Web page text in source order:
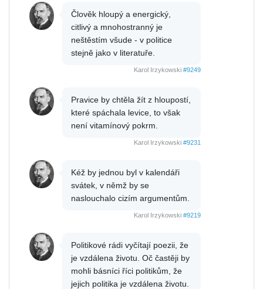
Člověk hloupý a energický,
citlivý a mnohostranný je
neštěstím všude - v politice
stejně jako v literatuře.
Karol Irzykowski #9249
Pravice by chtěla žít z hloupostí,
které spáchala levice, to však
není vitamínový pokrm.
Karol Irzykowski #9231
Kéž by jednou byl v kalendáři
svátek, v němž by se
naslouchalo cizím argumentům.
Karol Irzykowski #9219
Politikové rádi vyčítají poezii, že
je vzdálena životu. Oč častěji by
mohli básníci říci politikům, že
jejich politika je vzdálena životu.